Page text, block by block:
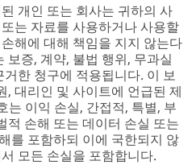
개인 또는 회사는 귀하의 사
는 자료를 사용하거나 사용할
해에 대해 책임을 지지 않는다
보증, 계약, 불법 행위, 무과실
한 청구에 적용됩니다. 이 보
, 대리인 및 사이트에 언급된 제
는 이익 손실, 간접적, 특별, 부
적 손해 또는 데이터 손실 또는
를 포함하되 이에 국한되지 않
모든 손실을 포함합니다.